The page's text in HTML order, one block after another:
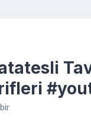
bir